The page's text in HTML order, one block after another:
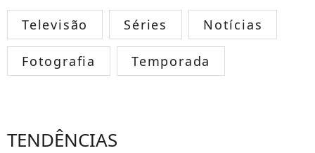
Televisão Séries Notícias
Fotografia Temporada
TENDÊNCIAS